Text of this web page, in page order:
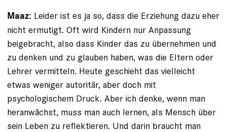
Maaz: Leider ist es ja so, dass die Erziehung dazu eher
nicht ermutigt. Oft wird Kindern nur Anpassung
beigebracht, also dass Kinder das zu übernehmen und
zu denken und zu glauben haben, was die Eltern oder
Lehrer vermitteln. Heute geschieht das vielleicht
etwas weniger autoritär, aber doch mit
psychologischem Druck. Aber ich denke, wenn man
heranwächst, muss man auch lernen, als Mensch über
sein Leben zu reflektieren. Und darin braucht man